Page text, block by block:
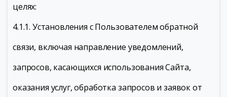
целях:
4.1.1. Установления с Пользователем обратной
связи, включая направление уведомлений,
запросов, касающихся использования Сайта,
оказания услуг, обработка запросов и заявок от